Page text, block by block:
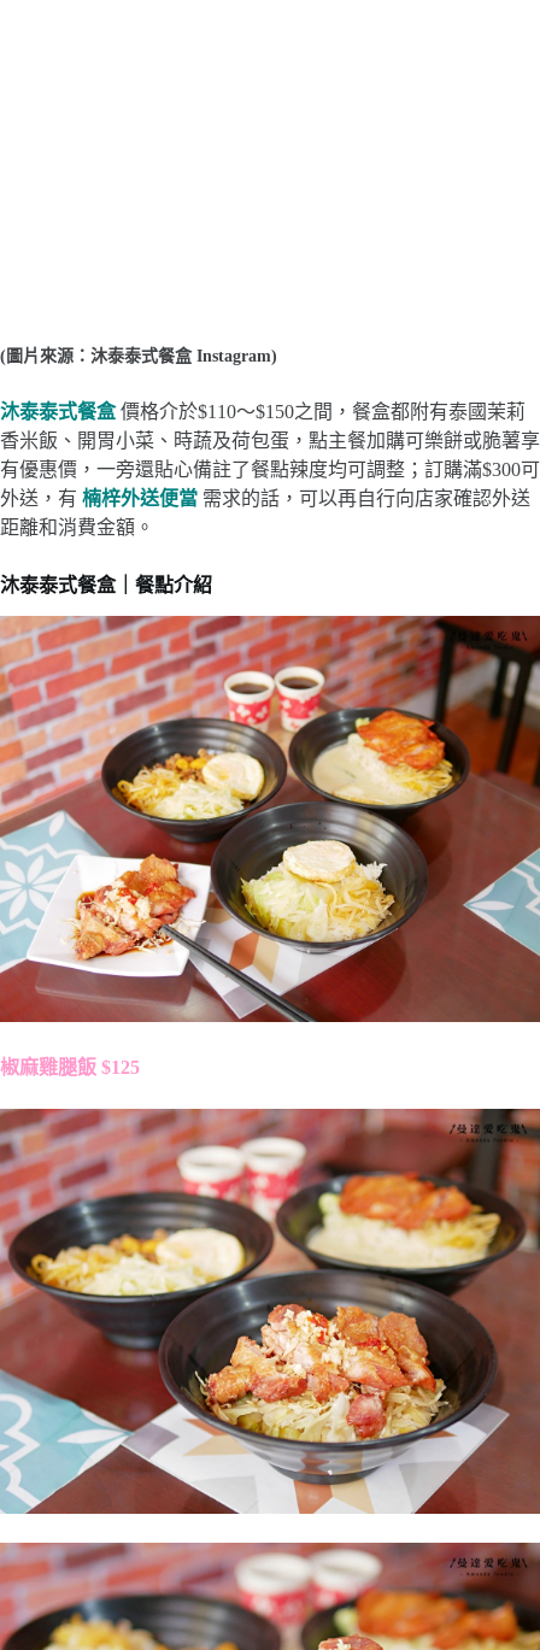
(圖片來源：沐泰泰式餐盒 Instagram)
沐泰泰式餐盒價格介於$110～$150之間，餐盒都附有泰國茉莉
香米飯、開胃小菜、時蔬及荷包蛋，點主餐加購可樂餅或脆薯享
有優惠價，一旁還貼心備註了餐點辣度均可調整；訂購滿$300可
外送，有 楠梓外送便當 需求的話，可以再自行向店家確認外送
距離和消費金額。
沐泰泰式餐盒｜餐點介紹
椒麻雞腿飯 $125